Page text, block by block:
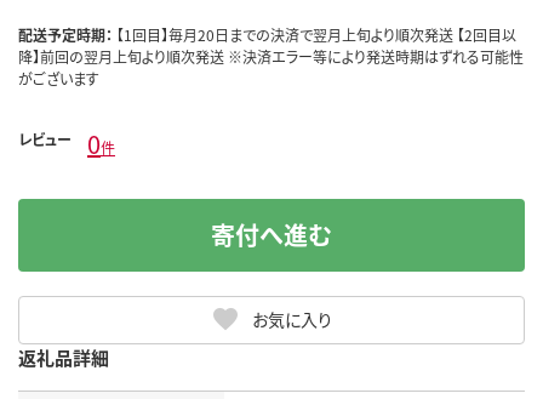
配送予定時期： 【1回目】毎月20日までの決済で翌月上旬より順次発送 【2回目以
降】前回の翌月上旬より順次発送 ※決済エラー等により発送時期はずれる可能性
がございます
レビュー 0件
お気に入り
寄付へ進む
返礼品詳細